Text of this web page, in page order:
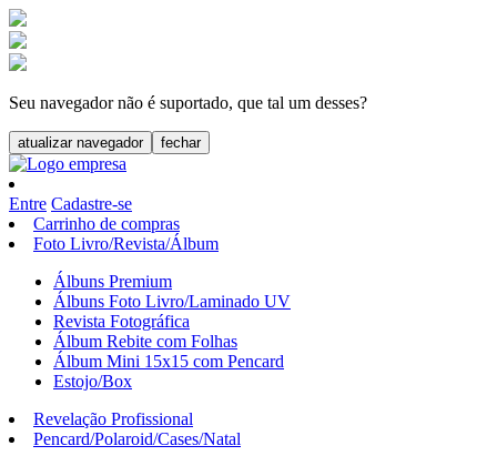
Seu navegador não é suportado, que tal um desses?
atualizar navegador fechar
Entre Cadastre-se
Carrinho de compras
Foto Livro/Revista/Álbum
Álbuns Premium
Álbuns Foto Livro/Laminado UV
Revista Fotográfica
Álbum Rebite com Folhas
Álbum Mini 15x15 com Pencard
Estojo/Box
Revelação Profissional
Pencard/Polaroid/Cases/Natal